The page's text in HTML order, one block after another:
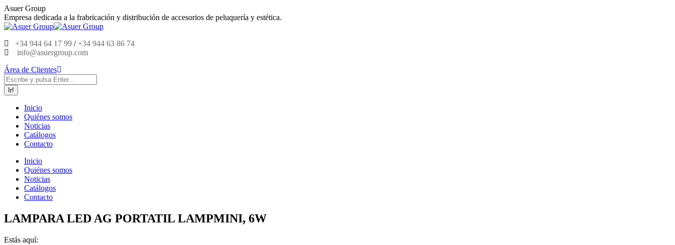
Saltar
al
contenido
Asuer Group
Empresa dedicada a la frabricación y distribución de accesorios de peluquería y estética.
+34 944 64 17 99 /+34 944 63 86 74
info@asuergroup.com
Área de Clientes
Buscar:
Inicio
Quiénes somos
Noticias
Catálogos
Contacto
Inicio
Quiénes somos
Noticias
Catálogos
Contacto
LAMPARA LED AG PORTATIL LAMPMINI, 6W
Estás aquí: